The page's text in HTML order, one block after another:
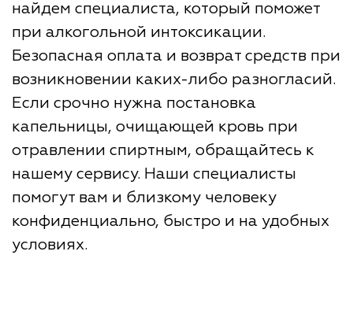
найдем специалиста, который поможет
при алкогольной интоксикации.
Безопасная оплата и возврат средств при
возникновении каких-либо разногласий.
Если срочно нужна постановка
капельницы, очищающей кровь при
отравлении спиртным, обращайтесь к
нашему сервису. Наши специалисты
помогут вам и близкому человеку
конфиденциально, быстро и на удобных
условиях.